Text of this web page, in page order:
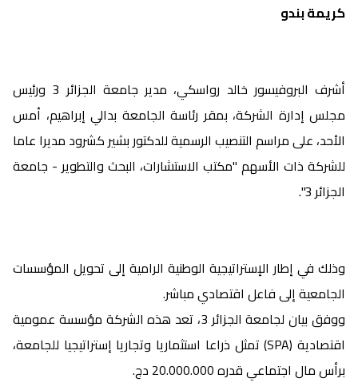
كريمة بندو
أشرف البروفيسور خالد رواسكي، مدير جامعة الجزائر 3 ورئيس
مجلس إدارة الشركة، بمقر رئاسة الجامعة بدالي إبراهيم، أمس
الأحد، على مراسم التنصيب الرسمية للدكتور بشير كشرود مديرا عاما
للشركة ذات الأسهم "مكتب الاستشارات، البحث والتطوير - جامعة
الجزائر 3".
وذلك في إطار الإستراتيجية الوطنية الرامية إلى تحويل المؤسسات
الجامعية إلى فاعل اقتصادي مباشر.
ووفق بيان لجامعة الجزائر 3، تعد هذه الشركة مؤسسة عمومية
اقتصادية (SPA) تمثل ذراعا استثماريا وتجاريا إستراتيجيا للجامعة،
برأس مال اجتماعي قدره 20.000.000 دج.